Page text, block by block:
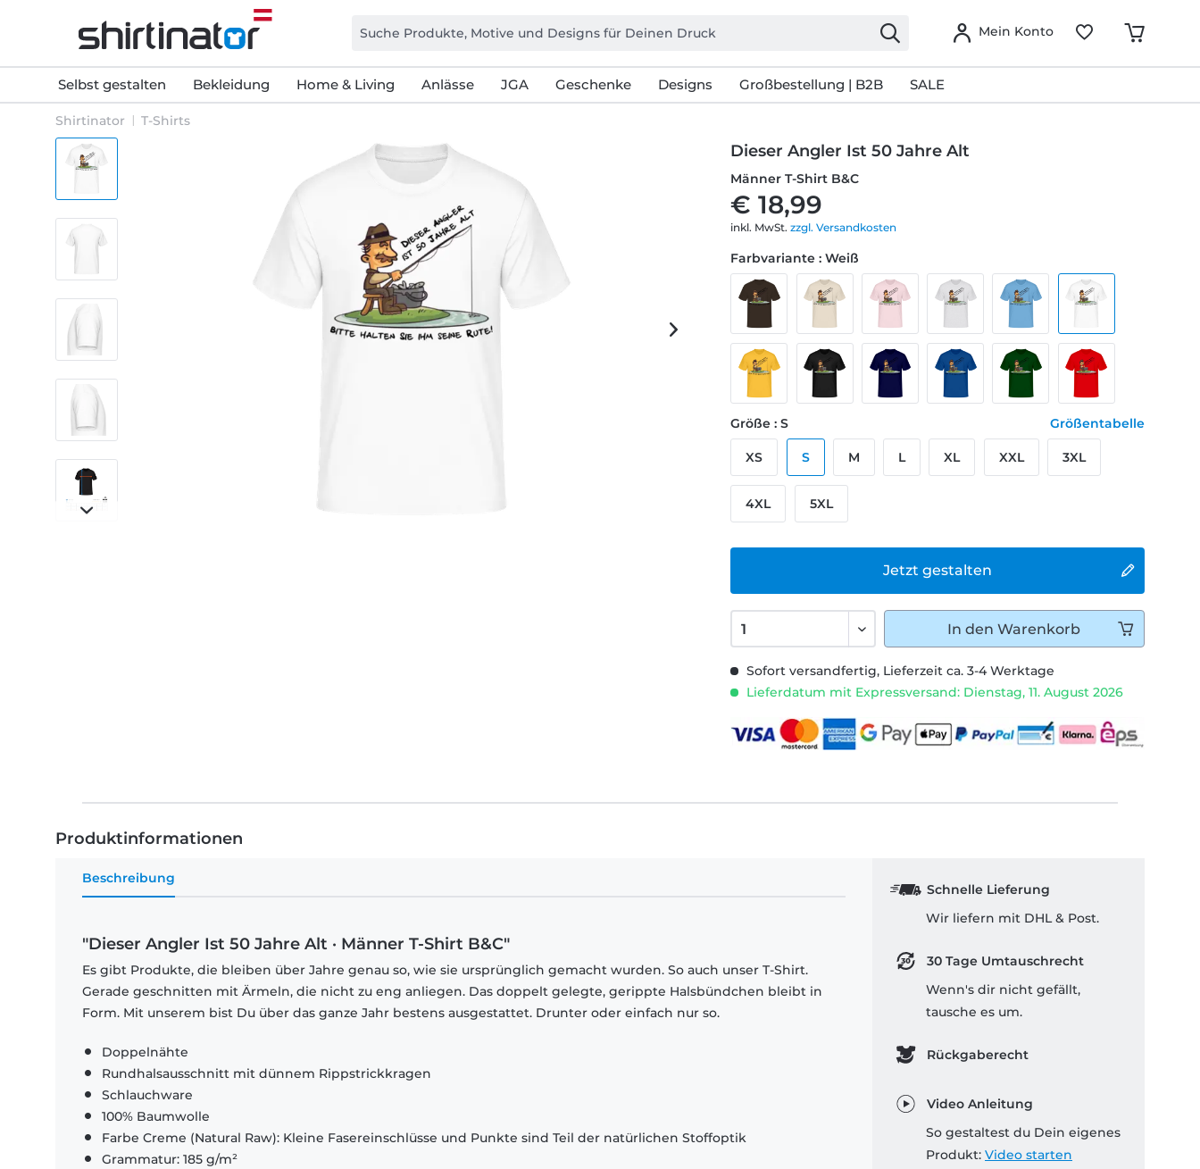
Mein Konto
Selbst gestalten Bekleidung Home & Living Anlässe JGA Geschenke Designs Großbestellung | B2B SALE
Shirtinator T-Shirts
Dieser Angler Ist 50 Jahre Alt
Männer T-Shirt B&C
€ 18,99
inkl. MwSt.zzgl. Versandkosten
Sofort versandfertig, Lieferzeit ca. 3-4 Werktage
Lieferdatum mit Expressversand: Dienstag, 11. August 2026
Jetzt gestalten
Farbvariante : Weiß
Größe : S Größentabelle
XS S M L XL XXL 3XL
4XL 5XL
In den Warenkorb
Produktinformationen
Beschreibung
"Dieser Angler Ist 50 Jahre Alt · Männer T-Shirt B&C"
Es gibt Produkte, die bleiben über Jahre genau so, wie sie ursprünglich gemacht wurden. So auch unser T-Shirt.
Gerade geschnitten mit Ärmeln, die nicht zu eng anliegen. Das doppelt gelegte, gerippte Halsbündchen bleibt in
Form. Mit unserem bist Du über das ganze Jahr bestens ausgestattet. Drunter oder einfach nur so.
Doppelnähte
Rundhalsausschnitt mit dünnem Rippstrickkragen
Schlauchware
100% Baumwolle
Farbe Creme (Natural Raw): Kleine Fasereinschlüsse und Punkte sind Teil der natürlichen Stoffoptik
Grammatur: 185 g/m²
Schnelle Lieferung
Wir liefern mit DHL & Post.
30 Tage Umtauschrecht
Wenn's dir nicht gefällt,
tausche es um.
Rückgaberecht
Video Anleitung
So gestaltest du Dein eigenes
Produkt: Video starten